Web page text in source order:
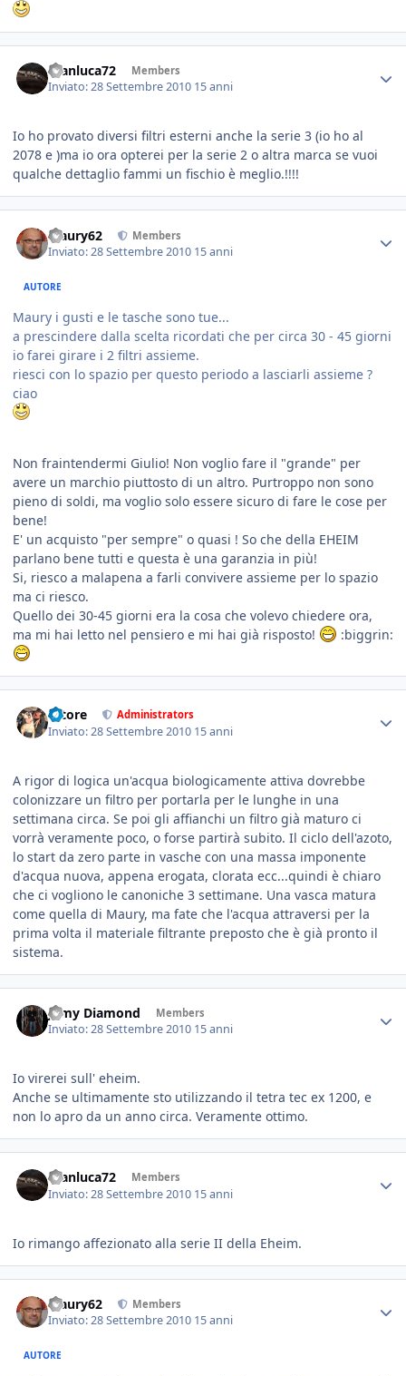
Gianluca72 Members
Inviato:28 Settembre 2010 15 anni
Io ho provato diversi filtri esterni anche la serie 3 (io ho al
2078 e )ma io ora opterei per la serie 2 o altra marca se vuoi
qualche dettaglio fammi un fischio è meglio.!!!!
Maury62 Members
Inviato:28 Settembre 2010 15 anni
AUTORE
Maury i gusti e le tasche sono tue...
a prescindere dalla scelta ricordati che per circa 30 - 45 giorni
io farei girare i 2 filtri assieme.
riesci con lo spazio per questo periodo a lasciarli assieme ?
ciao
Non fraintendermi Giulio! Non voglio fare il "grande" per
avere un marchio piuttosto di un altro. Purtroppo non sono
pieno di soldi, ma voglio solo essere sicuro di fare le cose per
bene!
E' un acquisto "per sempre" o quasi ! So che della EHEIM
parlano bene tutti e questa è una garanzia in più!
Si, riesco a malapena a farli convivere assieme per lo spazio
ma ci riesco.
Quello dei 30-45 giorni era la cosa che volevo chiedere ora,
ma mi hai letto nel pensiero e mi hai già risposto!
:biggrin:
tatore Administrators
Inviato:28 Settembre 2010 15 anni
A rigor di logica un'acqua biologicamente attiva dovrebbe
colonizzare un filtro per portarla per le lunghe in una
settimana circa. Se poi gli affianchi un filtro già maturo ci
vorrà veramente poco, o forse partirà subito. Il ciclo dell'azoto,
lo start da zero parte in vasche con una massa imponente
d'acqua nuova, appena erogata, clorata ecc...quindi è chiaro
che ci vogliono le canoniche 3 settimane. Una vasca matura
come quella di Maury, ma fate che l'acqua attraversi per la
prima volta il materiale filtrante preposto che è già pronto il
sistema.
Jamy Diamond Members
Inviato:28 Settembre 2010 15 anni
Io virerei sull' eheim.
Anche se ultimamente sto utilizzando il tetra tec ex 1200, e
non lo apro da un anno circa. Veramente ottimo.
Gianluca72 Members
Inviato:28 Settembre 2010 15 anni
Io rimango affezionato alla serie II della Eheim.
Maury62 Members
Inviato:28 Settembre 2010 15 anni
AUTORE